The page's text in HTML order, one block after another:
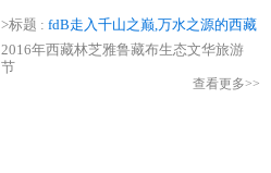
>标题 : fdB走入千山之巅,万水之源的西藏
2016年西藏林芝雅鲁藏布生态文华旅游
节
查看更多>>